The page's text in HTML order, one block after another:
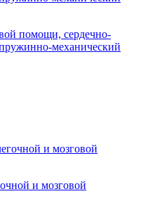
помощи, сердечно-
механический
и мозговой